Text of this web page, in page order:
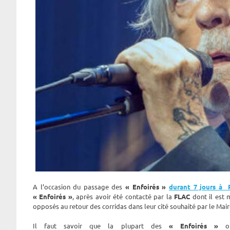
A l’occasion du passage des« Enfoirés » durant 7 jours à
« Enfoirés », après avoir été contacté par la FLAC dont il est
opposés au retour des corridas dans leur cité souhaité par le
Il faut savoir que la plupart des « Enfoirés »